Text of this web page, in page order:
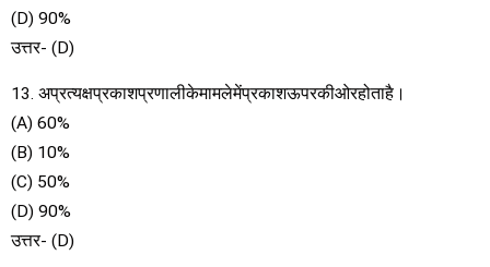
(D) 90%
उत्तर- (D)
13. अप्रत्यक्षप्रकाशप्रणालीकेमामलेमेंप्रकाशऊपरकीओरहोताहै।
(A) 60%
(B) 10%
(C) 50%
(D) 90%
उत्तर- (D)